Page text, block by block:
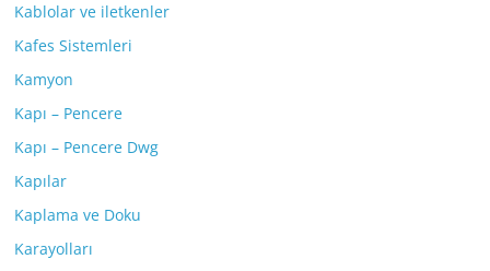
Kablolar ve iletkenler
Kafes Sistemleri
Kamyon
Kapı – Pencere
Kapı – Pencere Dwg
Kapılar
Kaplama ve Doku
Karayolları